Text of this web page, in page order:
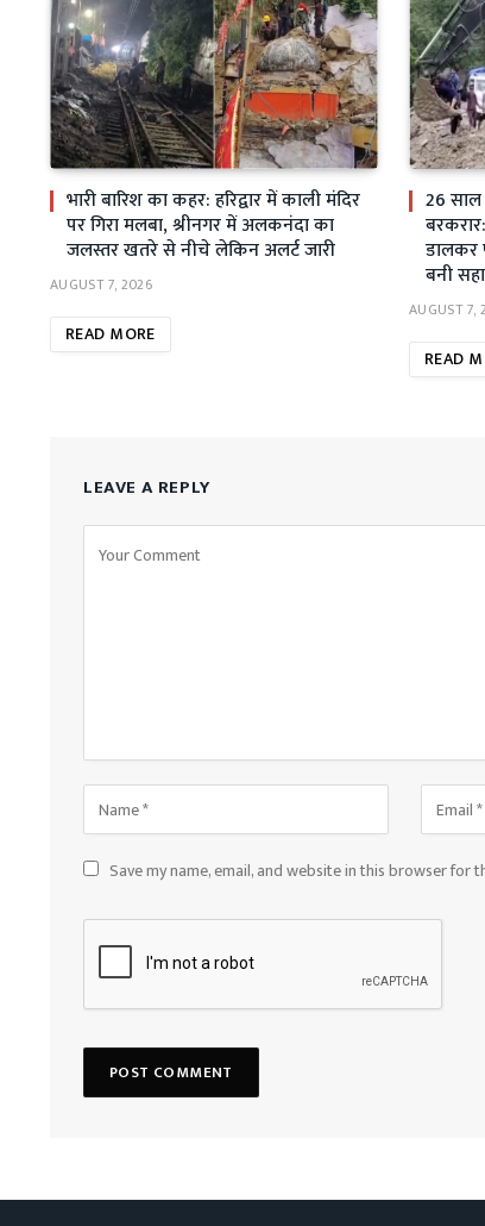
भारी बारिश का कहर: हरिद्वार में काली मंदिर
पर गिरा मलबा, श्रीनगर में अलकनंदा का
जलस्तर खतरे से नीचे लेकिन अलर्ट जारी
AUGUST 7, 2026
READ MORE
26 साल
डालकर
बनी
AUGUST 7,
READ
LEAVE A REPLY
Save my name, email, and website in this browser for